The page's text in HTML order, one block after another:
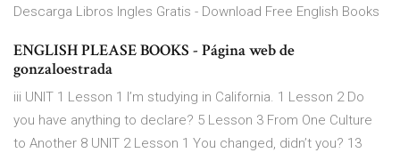
Descarga Libros Ingles Gratis - Download Free English Books
ENGLISH PLEASE BOOKS - Página web de
gonzaloestrada
iii UNIT 1 Lesson 1 I’m studying in California. 1 Lesson 2 Do
you have anything to declare? 5 Lesson 3 From One Culture
to Another 8 UNIT 2 Lesson 1 You changed, didn’t you? 13